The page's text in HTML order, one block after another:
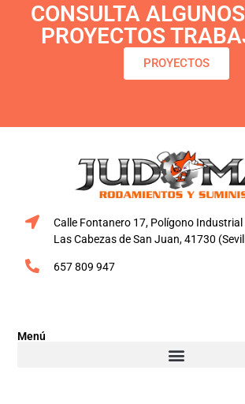
CONSULTA
PROYECTOS
PROYECTOS
Calle Fontanero 17, Polígono
Las Cabezas de San Juan, 41730
657 809 947
Menú